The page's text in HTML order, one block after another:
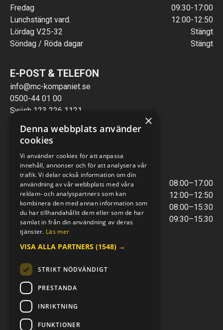
Fredag
09:30-17:00
Lunchstängt vard.
12:00-12:50
Lördag V.25-32
Stängt
Söndag / Röda dagar
Stängt
E-POST & TELEFON
info@mc-kompaniet.se
0500-44 01 00
Swish 123 226 1121
VERKSTAD
ÖPPETTIDER
Måndag - Torsdag
08:00–17:00
Lunchstängt
12:00–12:50
Fredagar
08:00–15:30
Telefontider
09:30–15:30
E-POST & TELEFON
verkstaden@mc-kompaniet.se
0500-44 01 00
Swish 123 226 1121
Kontantfri verksamhet
FÖLJ OSS
×
Denna webbplats använder
cookies
Vi använder cookies för att anpassa
innehåll, annonser och för att analysera vår
trafik. Vi delar också information om din
användning av vår webbplats med våra
reklam- och analyspartners som kan
kombinera den med annan information som
du har tillhandahållit dem eller som de har
samlat in från din användning av deras
tjänster. Läs mer
VISA ALLA PARTNERS (1548) →
STRIKT NÖDVÄNDIGT
PRESTANDA
INRIKTNING
FUNKTIONER